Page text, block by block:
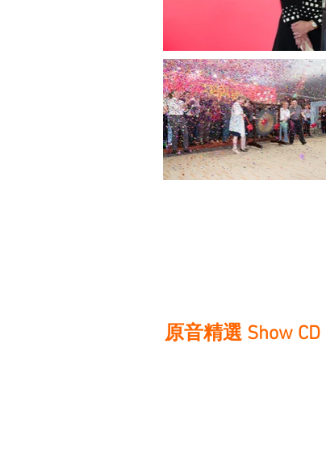
原音精選 Show CD